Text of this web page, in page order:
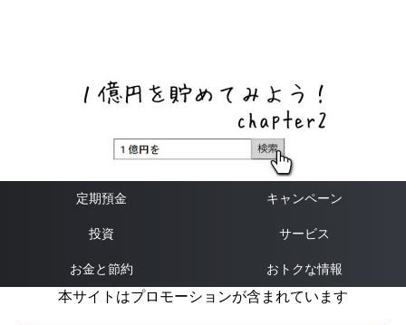
定期預金 キャンペーン
投資 サービス
お金と節約 おトクな情報
本サイトはプロモーションが含まれています